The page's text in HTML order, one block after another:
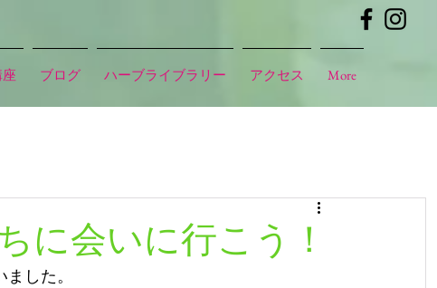
ブログ ハーブライブラリー アクセス More
に会いに行こう！
した。